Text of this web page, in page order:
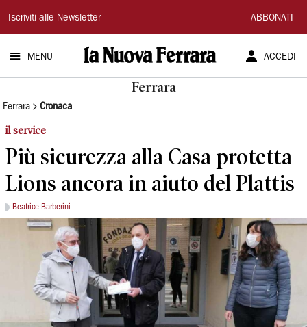
La
Nuova
Ferrara
Iscriviti alle Newsletter ABBONATI
MENU ACCEDI
Ferrara
Ferrara Cronaca
il service
Più sicurezza alla Casa protetta
Lions ancora in aiuto del Plattis
Beatrice Barberini